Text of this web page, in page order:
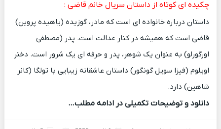
چکیده ای کوتاه از داستان سریال خانم قاضی :
داستان درباره خانواده ای است که مادر، گوزیده (یاهیده پروین)
قاضی است که همیشه در کنار عدالت است. پدر (مصطفی
اورگورلو) به عنوان یک شوهر، پدر و حرفه ای یک شرور است. دختر
اویلوم (فیزا سویل گونگور) داستان عاشقانه زیبایی با تولگا (کانر
شاهین) دارد.
دانلود و توضیحات تکمیلی در ادامه مطلب…